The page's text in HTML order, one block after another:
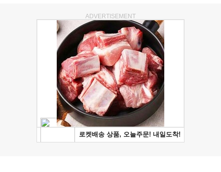
ADVERTISEMENT